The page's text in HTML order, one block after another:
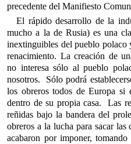
precedente del Manifiesto
El rápido desarrollo de la
mucho a la de Rusia) es una
inextinguibles del pueblo polaco
renacimiento. La creación de
no interesa sólo al pueblo
nosotros. Sólo podrá
los obreros todos de Europa si
dentro de su propia casa. Las
reñidas bajo la bandera del
obreros a la lucha para sacar las
acabaron por imponer,